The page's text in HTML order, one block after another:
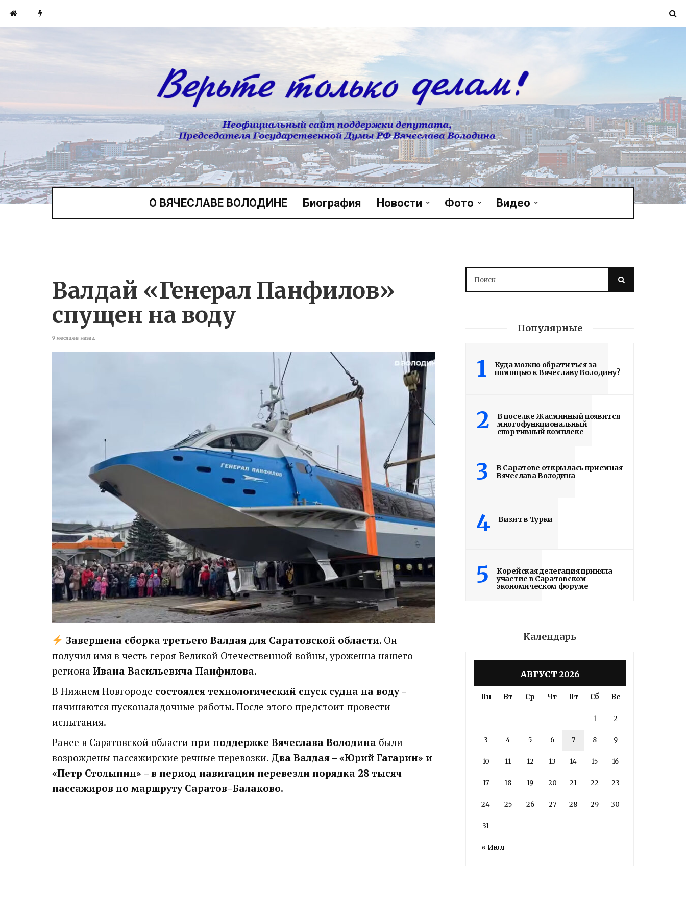
О ВЯЧЕСЛАВЕ ВОЛОДИНЕ Биография Новости Фото Видео
Валдай «Генерал Панфилов»
спущен на воду
9 месяцев назад
Завершена сборка третьего Валдая для Саратовской области. Он
получил имя в честь героя Великой Отечественной войны, уроженца нашего
региона Ивана Васильевича Панфилова.
В Нижнем Новгороде состоялся технологический спуск судна на воду –
начинаются пусконаладочные работы. После этого предстоит провести
испытания.
Ранее в Саратовской области при поддержке Вячеслава Володина были
возрождены пассажирские речные перевозки. Два Валдая – «Юрий Гагарин» и
«Петр Столыпин» – в период навигации перевезли порядка 28 тысяч
пассажиров по маршруту Саратов–Балаково.
Популярные
1
Куда можно обратиться за
помощью к Вячеславу Володину?
2
В поселке Жасминный появится
многофункциональный
спортивный комплекс
3
В Саратове открылась приемная
Вячеслава Володина
4 Визит в Турки
5
Корейская делегация приняла
участие в Саратовском
экономическом форуме
Календарь
АВГУСТ 2026
Пн Вт Ср Чт Пт Сб Вс
« Июл
1 2
3 4 5 6 7 8 9
10 11 12 13 14 15 16
17 18 19 20 21 22 23
24 25 26 27 28 29 30
31
Володин: 31 августа
РАБОТЫ БУДУТ
ЗАВЕРШЕНЫ